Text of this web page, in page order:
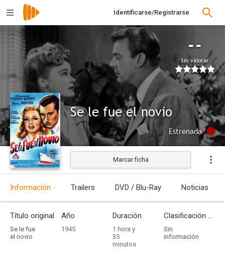
Identificarse/Registrarse
--
Sin valorar
Se le fue el novio
Estrenada
Marcar ficha
Información Trailers DVD / Blu-Ray Noticias
Título original
Se le fue
el novio
Año
1945
Duración
1 hora y
35
minutos
Clasificación por edades
Sin
información